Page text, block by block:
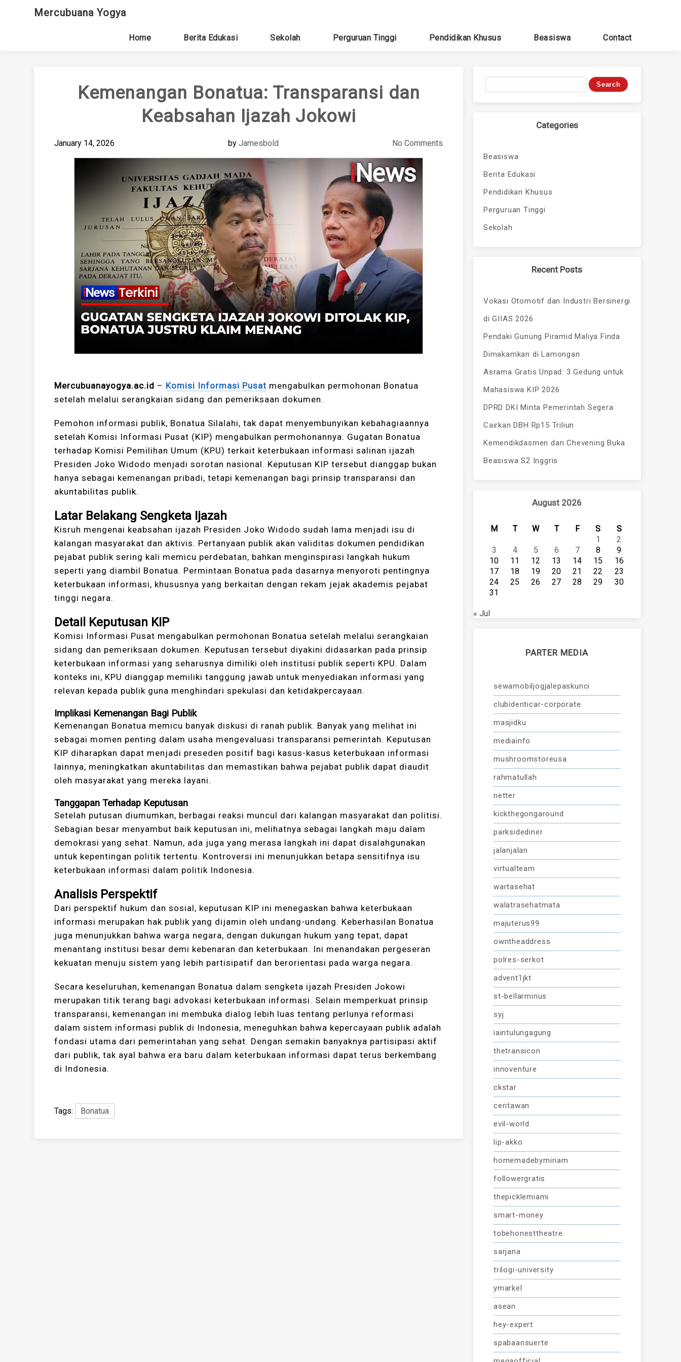
Mercubuana Yogya
Home Berita Edukasi Sekolah Perguruan Tinggi Pendidikan Khusus Beasiswa Contact
Kemenangan Bonatua: Transparansi dan
Keabsahan Ijazah Jokowi
January 14, 2026 byJamesbold No Comments
Mercubuanayogya.ac.id – Komisi Informasi Pusat mengabulkan permohonan Bonatua
setelah melalui serangkaian sidang dan pemeriksaan dokumen.
Pemohon informasi publik, Bonatua Silalahi, tak dapat menyembunyikan kebahagiaannya
setelah Komisi Informasi Pusat (KIP) mengabulkan permohonannya. Gugatan Bonatua
terhadap Komisi Pemilihan Umum (KPU) terkait keterbukaan informasi salinan ijazah
Presiden Joko Widodo menjadi sorotan nasional. Keputusan KIP tersebut dianggap bukan
hanya sebagai kemenangan pribadi, tetapi kemenangan bagi prinsip transparansi dan
akuntabilitas publik.
Latar Belakang Sengketa Ijazah
Kisruh mengenai keabsahan ijazah Presiden Joko Widodo sudah lama menjadi isu di
kalangan masyarakat dan aktivis. Pertanyaan publik akan validitas dokumen pendidikan
pejabat publik sering kali memicu perdebatan, bahkan menginspirasi langkah hukum
seperti yang diambil Bonatua. Permintaan Bonatua pada dasarnya menyoroti pentingnya
keterbukaan informasi, khususnya yang berkaitan dengan rekam jejak akademis pejabat
tinggi negara.
Detail Keputusan KIP
Komisi Informasi Pusat mengabulkan permohonan Bonatua setelah melalui serangkaian
sidang dan pemeriksaan dokumen. Keputusan tersebut diyakini didasarkan pada prinsip
keterbukaan informasi yang seharusnya dimiliki oleh institusi publik seperti KPU. Dalam
konteks ini, KPU dianggap memiliki tanggung jawab untuk menyediakan informasi yang
relevan kepada publik guna menghindari spekulasi dan ketidakpercayaan.
Implikasi Kemenangan Bagi Publik
Kemenangan Bonatua memicu banyak diskusi di ranah publik. Banyak yang melihat ini
sebagai momen penting dalam usaha mengevaluasi transparansi pemerintah. Keputusan
KIP diharapkan dapat menjadi preseden positif bagi kasus-kasus keterbukaan informasi
lainnya, meningkatkan akuntabilitas dan memastikan bahwa pejabat publik dapat diaudit
oleh masyarakat yang mereka layani.
Tanggapan Terhadap Keputusan
Setelah putusan diumumkan, berbagai reaksi muncul dari kalangan masyarakat dan politisi.
Sebagian besar menyambut baik keputusan ini, melihatnya sebagai langkah maju dalam
demokrasi yang sehat. Namun, ada juga yang merasa langkah ini dapat disalahgunakan
untuk kepentingan politik tertentu. Kontroversi ini menunjukkan betapa sensitifnya isu
keterbukaan informasi dalam politik Indonesia.
Analisis Perspektif
Dari perspektif hukum dan sosial, keputusan KIP ini menegaskan bahwa keterbukaan
informasi merupakan hak publik yang dijamin oleh undang-undang. Keberhasilan Bonatua
juga menunjukkan bahwa warga negara, dengan dukungan hukum yang tepat, dapat
menantang institusi besar demi kebenaran dan keterbukaan. Ini menandakan pergeseran
kekuatan menuju sistem yang lebih partisipatif dan berorientasi pada warga negara.
Secara keseluruhan, kemenangan Bonatua dalam sengketa ijazah Presiden Jokowi
merupakan titik terang bagi advokasi keterbukaan informasi. Selain memperkuat prinsip
transparansi, kemenangan ini membuka dialog lebih luas tentang perlunya reformasi
dalam sistem informasi publik di Indonesia, meneguhkan bahwa kepercayaan publik adalah
fondasi utama dari pemerintahan yang sehat. Dengan semakin banyaknya partisipasi aktif
dari publik, tak ayal bahwa era baru dalam keterbukaan informasi dapat terus berkembang
di Indonesia.
Tags: Bonatua
Categories
Beasiswa
Berita Edukasi
Pendidikan Khusus
Perguruan Tinggi
Sekolah
Recent Posts
Vokasi Otomotif dan Industri Bersinergi
di GIIAS 2026
Pendaki Gunung Piramid Maliya Finda
Dimakamkan di Lamongan
Asrama Gratis Unpad: 3 Gedung untuk
Mahasiswa KIP 2026
DPRD DKI Minta Pemerintah Segera
Cairkan DBH Rp15 Triliun
Kemendikdasmen dan Chevening Buka
Beasiswa S2 Inggris
August 2026
M T W T F S
S
1
2
3
4 5 6 7 8
9
10
11 12 13 14 15
16
17
18 19 20 21 22
23
24
25 26 27 28 29
30
31
« Jul
PARTER MEDIA
sewamobiljogjalepaskunci
clubidenticar-corporate
masjidku
mediainfo
mushroomstoreusa
rahmatullah
netter
kickthegongaround
parksidediner
jalanjalan
virtualteam
wartasehat
walatrasehatmata
majuterus99
owntheaddress
polres-serkot
advent1jkt
st-bellarminus
syj
iaintulungagung
thetransicon
innoventure
ckstar
ceritawan
evil-world
lip-akko
homemadebymiriam
followergratis
thepicklemiami
smart-money
tobehonesttheatre
sarjana
trilogi-university
ymarkel
asean
hey-expert
spabaansuerte